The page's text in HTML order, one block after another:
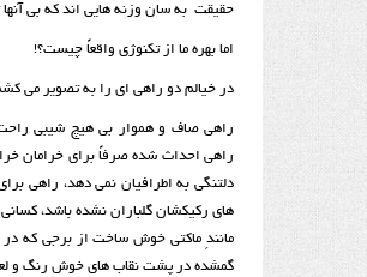
حقیقت به سان وزنه هایی اند که بی
اما بهره ما از تکنوژی واقعاً چیست؟!
در خیالم دو راهی ای را به تصویر می
راهی صاف و هموار بی هیچ شیبی
راهی احداث شده صرفاً برای خرامان
دلتنگی به اطرافیان نمی دهد، راهی
های رکیکشان گلباران نشده باشد،
مانندِ ماکتی خوش ساخت از برجی که در
گمشده در پشت نقاب های خوش رنگ و